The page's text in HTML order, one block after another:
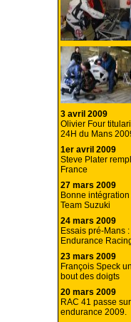
3 avril 2009
Olivier Four
24H du Mans
1er avril 2009
Steve Plater
France
27 mars 2009
Bonne
Team Suzuki
24 mars 2009
Essais pré-Mans
Endurance
23 mars 2009
François Speck
bout des doigts
20 mars 2009
RAC 41 passe
endurance 2009.